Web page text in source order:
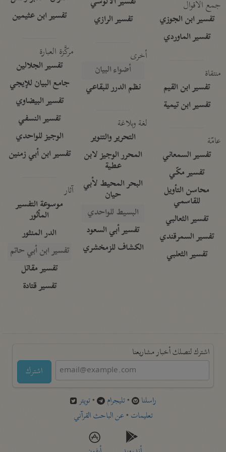
جمع الأقوال
تفسير ابن الجوزي
تفسير الماوردي
منتقاة
تفسير ابن القيم
تفسير ابن تيمية
عامّة
تفسير السمعاني
تفسير مكّي
محاسن التأويل
للقاسمي
تفسير الثعالبي
تفسير السمرقندي
تفسير الثعلبي
تفسير الرازي
أخرى
أضواء البيان
نظم الدرر للبقاعي
لغة وبلاغة
التحرير والتنوير
المحرر الوجيز لابن
عطية
البحر المحيط لأبي
حيان
البسيط للواحدي
تفسير أبي السعود
الكشاف للزمخشري
تفسير ابن عثيمين
مركَّزة العبارة
تفسير الجلالين
جامع البيان للإيجي
تفسير البيضاوي
تفسير النسفي
الوجيز للواحدي
تفسير ابن أبي زمنين
آثار
موسوعة التفسير
المأثور
الدر المنثور
تفسير ابن أبي حاتم
تفسير مقاتل
تفسير قتادة
اشترك لتصلك أخبار مشاريعنا
اشترك
راسلنا •تليجرام •تويتر
تعليمات •عن الباحث القرآني